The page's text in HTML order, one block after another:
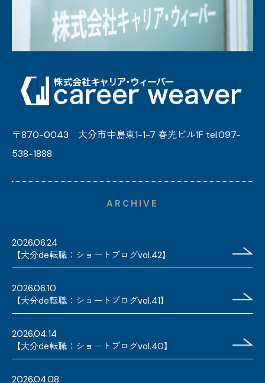
〒870-0043 大分市中島東1-1-7 春光ビル1F tel.097-
538-1888
ARCHIVE
2026.06.24
【大分de転職：ショートブログvol.42】
2026.06.10
【大分de転職：ショートブログvol.41】
2026.04.14
【大分de転職：ショートブログvol.40】
2026.04.08